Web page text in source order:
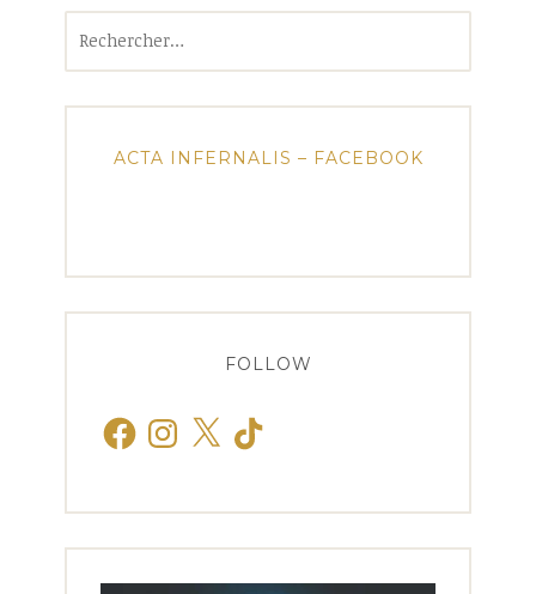
ACTA INFERNALIS – FACEBOOK
FOLLOW
FacebookInstagram
X TikTok